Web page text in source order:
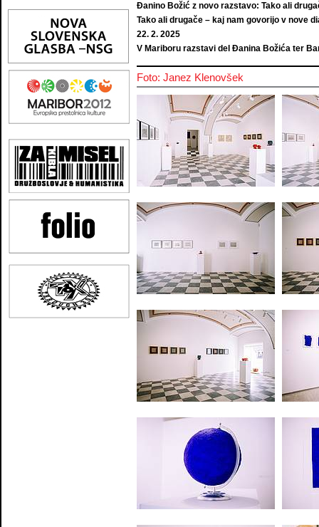
Đanino Božić z novo razstavo: Tako ali
Tako ali drugače – kaj nam govorijo v nove
22. 2. 2025
V Mariboru razstavi del Đanina Božića ter
Foto: Janez Klenovšek